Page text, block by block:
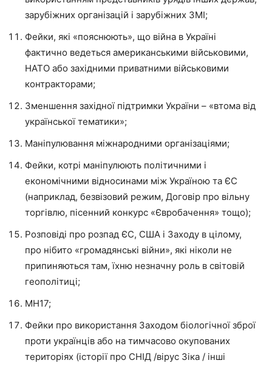
зарубіжних організацій і зарубіжних ЗМІ;
Фейки, які «пояснюють», що війна в Україні
фактично ведеться американськими військовими,
НАТО або західними приватними військовими
контракторами;
Зменшення західної підтримки України – «втома від
української тематики»;
Маніпулювання міжнародними організаціями;
Фейки, котрі маніпулюють політичними і
економічними відносинами між Україною та ЄС
(наприклад, безвізовий режим, Договір про вільну
торгівлю, пісенний конкурс «Євробачення» тощо);
Розповіді про розпад ЄС, США і Заходу в цілому,
про нібито «громадянські війни», які ніколи не
припиняються там, їхню незначну роль в світовій
геополітиці;
MH17;
Фейки про використання Заходом біологічної зброї
проти українців або на тимчасово окупованих
територіях (історії про СНІД /вірус Зіка / інші